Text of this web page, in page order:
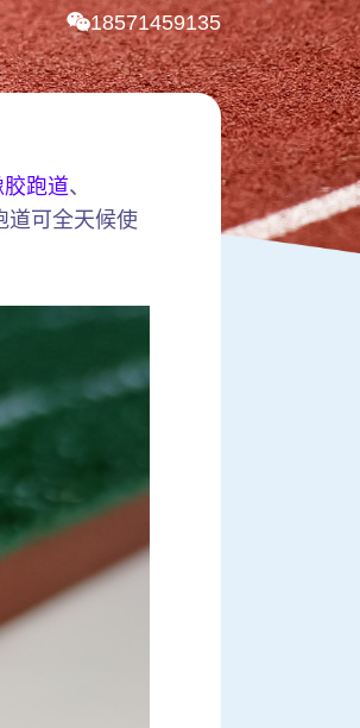
18571459135
跑道、
道可全天候使